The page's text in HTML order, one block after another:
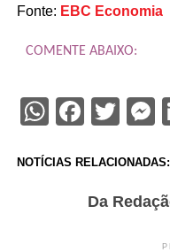
Fonte: EBC Economia
COMENTE ABAIXO:
NOTÍCIAS RELACIONADAS:
Da